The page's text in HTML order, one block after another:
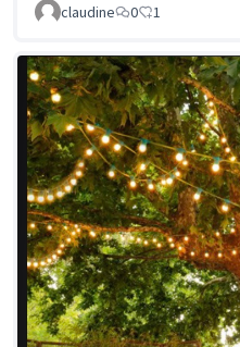
claudine
0 1